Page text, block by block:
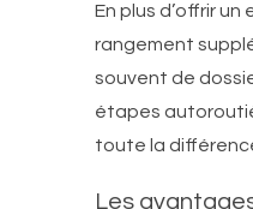
En plus d’offrir un
rangement
souvent de
étapes
toute la
Les